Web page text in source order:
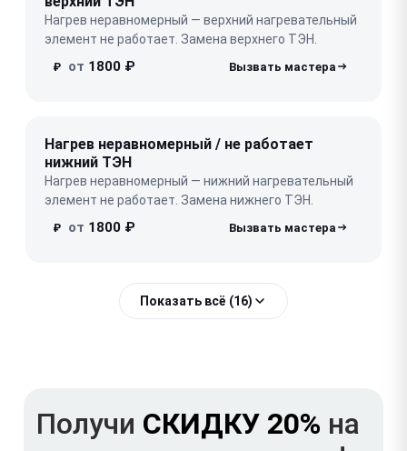
Нагрев неравномерный — верхний нагревательный
элемент не работает. Замена верхнего ТЭН.
₽ от 1800 ₽
Нагрев неравномерный / не работает
нижний ТЭН
Нагрев неравномерный — нижний нагревательный
элемент не работает. Замена нижнего ТЭН.
₽ от 1800 ₽
Показать всё (16)
Получи СКИДКУ 20% на